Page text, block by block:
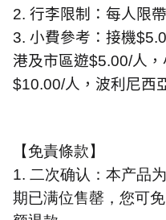
2. 行李限制：每人限帶
3. 小費參考：接機
港及市區遊$5.00/人，
$10.00/人，波利尼西
【免責條款】
1. 二次确认：本产品
期已满位售罄，您可